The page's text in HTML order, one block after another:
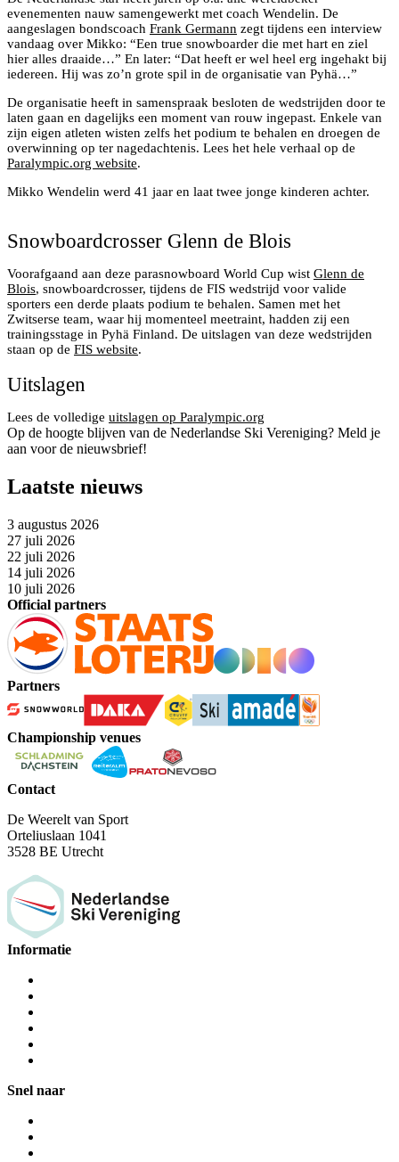
evenementen nauw samengewerkt met coach Wendelin. De
aangeslagen bondscoach Frank Germann zegt tijdens een interview
vandaag over Mikko: “Een true snowboarder die met hart en ziel
hier alles draaide…” En later: “Dat heeft er wel heel erg ingehakt bij
iedereen. Hij was zo’n grote spil in de organisatie van Pyhä…”
De organisatie heeft in samenspraak besloten de wedstrijden door te
laten gaan en dagelijks een moment van rouw ingepast. Enkele van
zijn eigen atleten wisten zelfs het podium te behalen en droegen de
overwinning op ter nagedachtenis. Lees het hele verhaal op de
Paralympic.org website.
Mikko Wendelin werd 41 jaar en laat twee jonge kinderen achter.
In Finland zijn de dagen korter en donkerder deze tijd
Snowboardcrosser Glenn de Blois
Voorafgaand aan deze parasnowboard World Cup wist Glenn de
Blois, snowboardcrosser, tijdens de FIS wedstrijd voor valide
sporters een derde plaats podium te behalen. Samen met het
Zwitserse team, waar hij momenteel meetraint, hadden zij een
trainingsstage in Pyhä Finland. De uitslagen van deze wedstrijden
staan op de FIS website.
Uitslagen
Lees de volledige uitslagen op Paralympic.org
Op de hoogte blijven van de Nederlandse Ski Vereniging? Meld je
aan voor de nieuwsbrief!
Laatste nieuws
3 augustus 2026
27 juli 2026
22 juli 2026
14 juli 2026
10 juli 2026
Official partners
Partners
Championship venues
Contact
De Weerelt van Sport
Orteliuslaan 1041
3528 BE Utrecht
Informatie
Snel naar